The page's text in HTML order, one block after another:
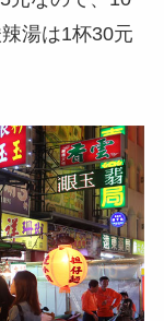
湯は1杯30元